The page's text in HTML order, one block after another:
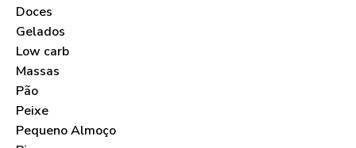
Doces
Gelados
Low carb
Massas
Pão
Peixe
Pequeno Almoço